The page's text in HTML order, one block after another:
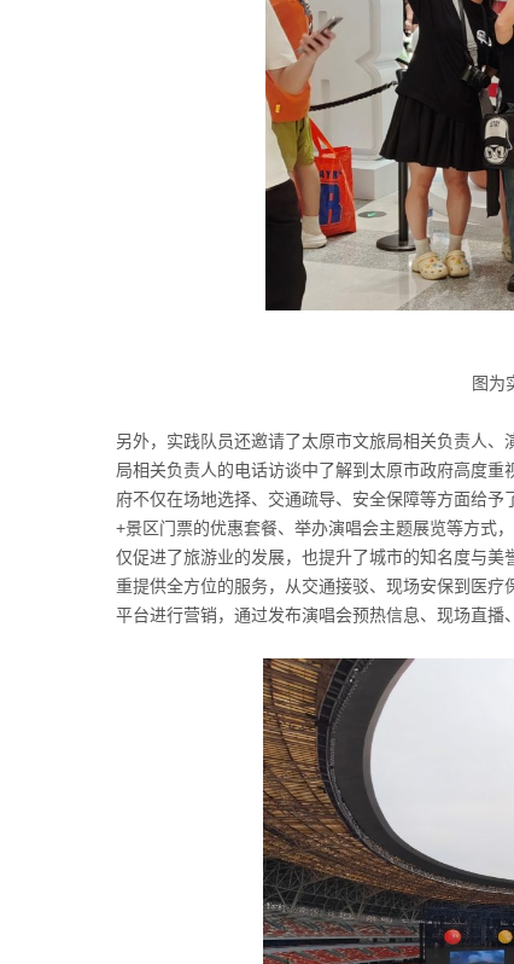
图为
另外，实践队员还邀请了太原市文旅局相关负责人
局相关负责人的电话访谈中了解到太原市政府高度
府不仅在场地选择、交通疏导、安全保障等方面给
+景区门票的优惠套餐、举办演唱会主题展览等方式
仅促进了旅游业的发展，也提升了城市的知名度与
重提供全方位的服务，从交通接驳、现场安保到医
平台进行营销，通过发布演唱会预热信息、现场直播